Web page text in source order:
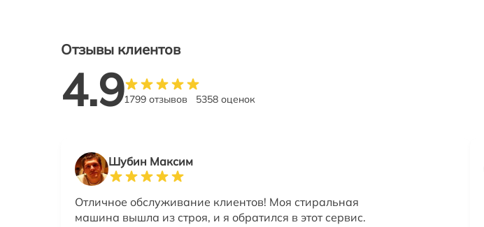
Отзывы клиентов
4.91799 отзывов 5358 оценок
Шубин Максим
Отличное обслуживание клиентов! Моя стиральная
машина вышла из строя, и я обратился в этот сервис.